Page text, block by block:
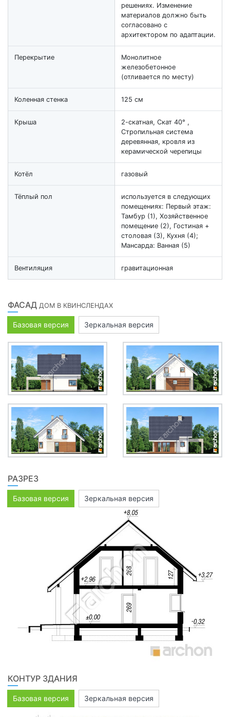
решениях. Изменение
материалов должно быть
согласовано с
архитектором по адаптации.
Перекрытие
Монолитное
железобетонное
(отливается по месту)
Коленная стенка 125 см
Крыша
2-скатная, Скат 40° ,
Стропильная система
деревянная, кровля из
керамической черепицы
Котёл газовый
Тёплый пол
используется в следующих
помещениях: Первый этаж:
Тамбур (1), Хозяйственное
помещение (2), Гостиная +
столовая (3), Кухня (4);
Мансарда: Ванная (5)
Вентиляция гравитационная
ФАСАД ДОМ В КВИНСЛЕНДАХ
Базовая версия Зеркальная версия
РАЗРЕЗ
Базовая версия Зеркальная версия
КОНТУР ЗДАНИЯ
Базовая версия Зеркальная версия